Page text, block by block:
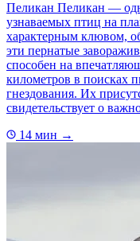
Пеликан Пеликан —
узнаваемых птиц на
характерным клювом,
эти пернатые
способен на
километров в поисках
гнездования. Их
свидетельствует о
14 мин →